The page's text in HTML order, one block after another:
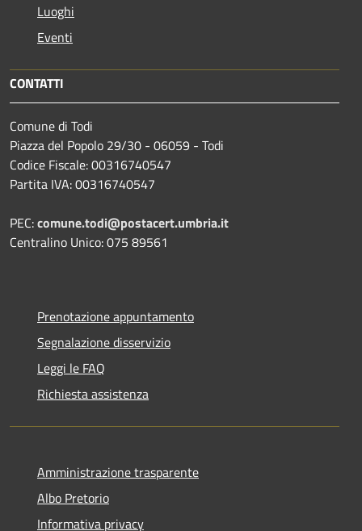
Luoghi
Eventi
CONTATTI
Comune di Todi
Piazza del Popolo 29/30 - 06059 - Todi
Codice Fiscale: 00316740547
Partita IVA: 00316740547
PEC:comune.todi@postacert.umbria.it
Centralino Unico: 075 89561
Prenotazione appuntamento
Segnalazione disservizio
Leggi le FAQ
Richiesta assistenza
Amministrazione trasparente
Albo Pretorio
Informativa privacy